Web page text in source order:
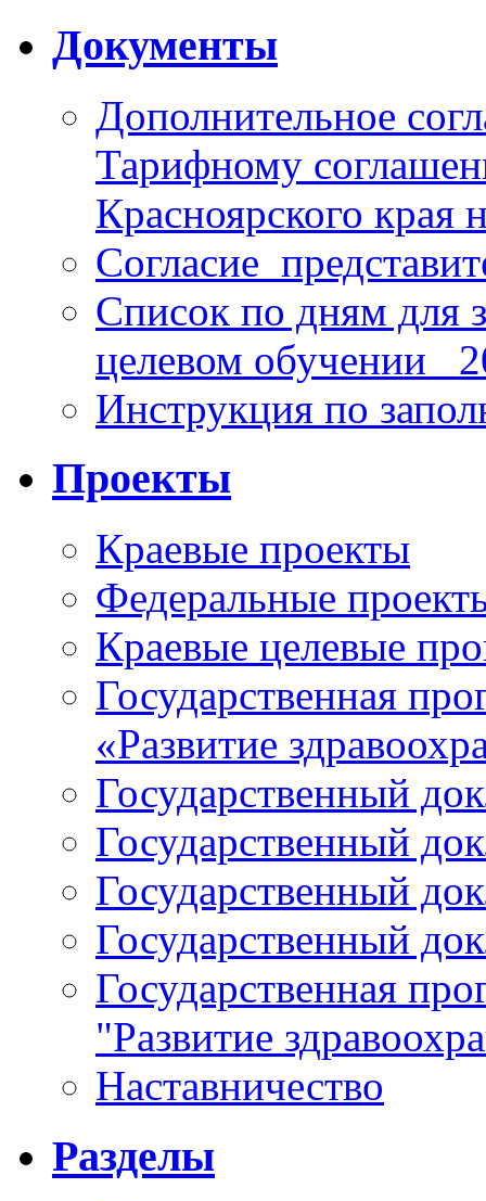
Документы
Дополнительное
Тарифному
Красноярского края
Список по дням для
целевом обучении_
Инструкция по
Проекты
Краевые проекты
Федеральные
Краевые целевые
Государственная
«Развитие
Государственный
Государственный
Государственный
Государственный
Государственная
"Развитие
Наставничество
Разделы